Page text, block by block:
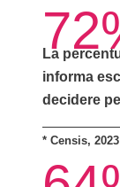
La
informa
decidere
* Censis, 2023